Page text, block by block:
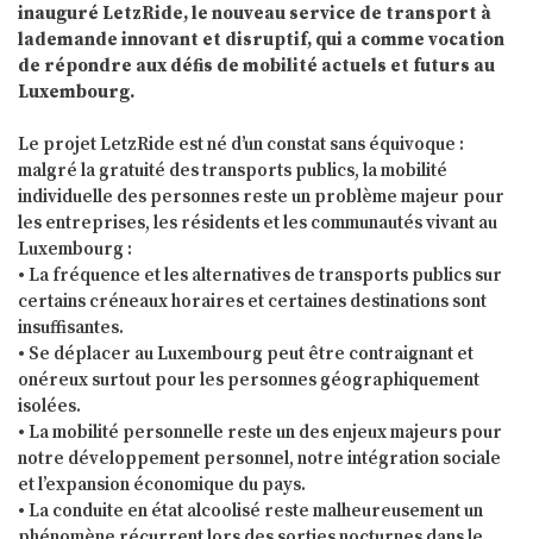
inauguré LetzRide, le nouveau service de transport à
lademande innovant et disruptif, qui a comme vocation
de répondre aux défis de mobilité actuels et futurs au
Luxembourg.
Le projet LetzRide est né d’un constat sans équivoque :
malgré la gratuité des transports publics, la mobilité
individuelle des personnes reste un problème majeur pour
les entreprises, les résidents et les communautés vivant au
Luxembourg :
• La fréquence et les alternatives de transports publics sur
certains créneaux horaires et certaines destinations sont
insuffisantes.
• Se déplacer au Luxembourg peut être contraignant et
onéreux surtout pour les personnes géographiquement
isolées.
• La mobilité personnelle reste un des enjeux majeurs pour
notre développement personnel, notre intégration sociale
et l’expansion économique du pays.
• La conduite en état alcoolisé reste malheureusement un